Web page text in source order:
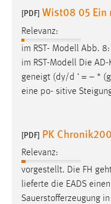
[PDF] Wist08 05 Ein
Relevanz:
im RST- Modell Abb.
im RST-Modell Die
geneigt (dy/d ‘ = – *
eine po- sitive
[PDF] PK
Relevanz:
vorgestellt. Die FH
lieferte die EADS
Sauerstofferzeugung in